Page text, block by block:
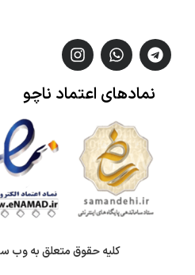
نمادهای اعتماد ناچو
کلیه حقوق متعلق به وب